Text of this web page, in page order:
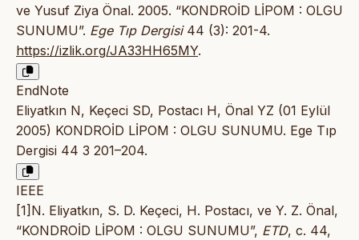
ve Yusuf Ziya Önal. 2005. “KONDROİD LİPOM : OLGU
SUNUMU”. Ege Tıp Dergisi44 (3): 201-4.
https://izlik.org/JA33HH65MY.
EndNote
Eliyatkın N, Keçeci SD, Postacı H, Önal YZ (01 Eylül
2005) KONDROİD LİPOM : OLGU SUNUMU. Ege Tıp
Dergisi 44 3 201–204.
IEEE
[1]N. Eliyatkın, S. D. Keçeci, H. Postacı, ve Y. Z. Önal,
“KONDROİD LİPOM : OLGU SUNUMU”, ETD, c. 44,